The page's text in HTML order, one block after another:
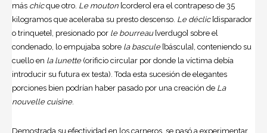
más chicque otro. Le mouton [cordero] era el contrapeso de 35
kilogramos que aceleraba su presto descenso. Le déclic[disparador
o trinquete], presionado por le bourreau[verdugo] sobre el
condenado, lo empujaba sobre la bascule[báscula], conteniendo su
cuello en la lunette (orificio circular por donde la víctima debía
introducir su futura ex testa). Toda esta sucesión de elegantes
porciones bien podrían haber pasado por una creación de La
nouvelle cuisine.
Demostrada su efectividad en los carneros, se pasó a experimentar